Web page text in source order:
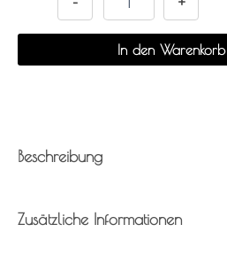
Menge
In den Warenkorb
Beschreibung
Zusätzliche Informationen